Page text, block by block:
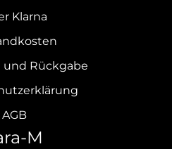
Klarna
und Rückgabe
AGB
M